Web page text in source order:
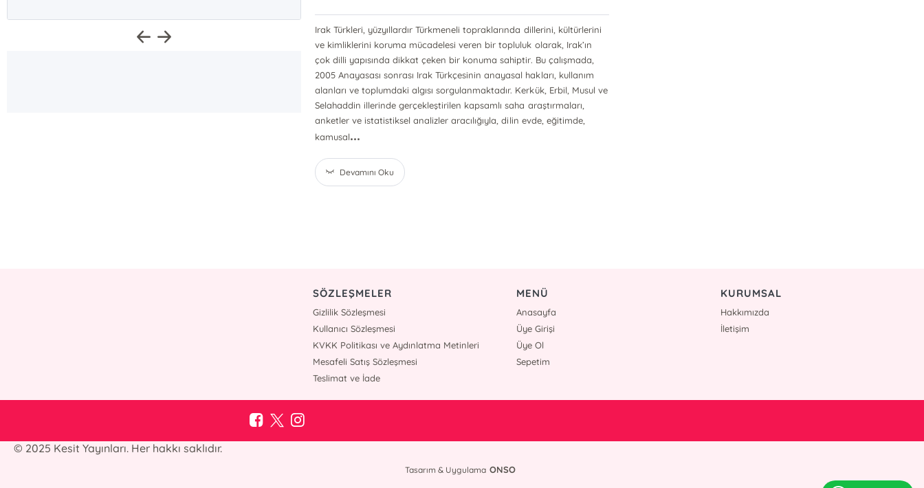
Irak Türkleri, yüzyıllardır Türkmeneli topraklarında dillerini, kültürlerini
ve kimliklerini koruma mücadelesi veren bir topluluk olarak, Irak’ın
çok dilli yapısında dikkat çeken bir konuma sahiptir. Bu çalışmada,
2005 Anayasası sonrası Irak Türkçesinin anayasal hakları, kullanım
alanları ve toplumdaki algısı sorgulanmaktadır. Kerkük, Erbil, Musul ve
Selahaddin illerinde gerçekleştirilen kapsamlı saha araştırmaları,
anketler ve istatistiksel analizler aracılığıyla, dilin evde, eğitimde,
kamusal...
Devamını Oku
SÖZLEŞMELER
Gizlilik Sözleşmesi
Kullanıcı Sözleşmesi
KVKK Politikası ve Aydınlatma Metinleri
Mesafeli Satış Sözleşmesi
Teslimat ve İade
MENÜ
Anasayfa
Üye Girişi
Üye Ol
Sepetim
KURUMSAL
Hakkımızda
İletişim
© 2025 Kesit Yayınları. Her hakkı saklıdır.
Tasarım & Uygulama ONSO